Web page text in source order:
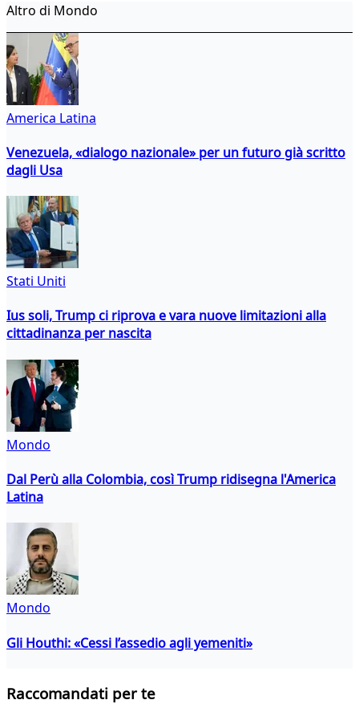
Altro di Mondo
America Latina
Venezuela, «dialogo nazionale» per un futuro già scritto
dagli Usa
Stati Uniti
Ius soli, Trump ci riprova e vara nuove limitazioni alla
cittadinanza per nascita
Mondo
Dal Perù alla Colombia, così Trump ridisegna l'America
Latina
Mondo
Gli Houthi: «Cessi l’assedio agli yemeniti»
Raccomandati per te